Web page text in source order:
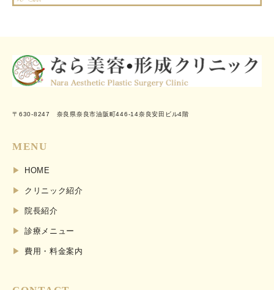
〒630-8247 奈良県奈良市油阪町446-14奈良安田ビル4階
MENU
HOME
クリニック紹介
院長紹介
診療メニュー
費用・料金案内